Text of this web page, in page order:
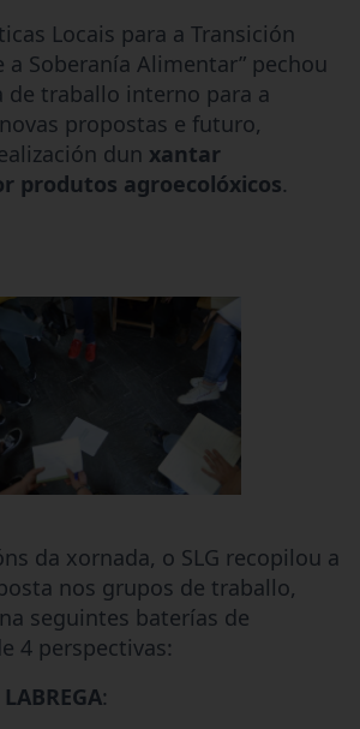
Locais para a Transición
a Soberanía Alimentar” pechou
de traballo interno para a
propostas e futuro,
dun xantar
produtos agroecolóxicos.
da xornada, o SLG recopilou a
nos grupos de traballo,
seguintes baterías de
4 perspectivas:
: